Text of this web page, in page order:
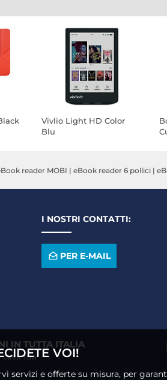
VOI!
e offerte su misura, per
Vivlio Light HD Color
Blu
reader MOBI | eBook reader 6 pollici |
I NOSTRI CONTATTI:
PER E-MAIL
IN TUTTA ITALIA
casa tua